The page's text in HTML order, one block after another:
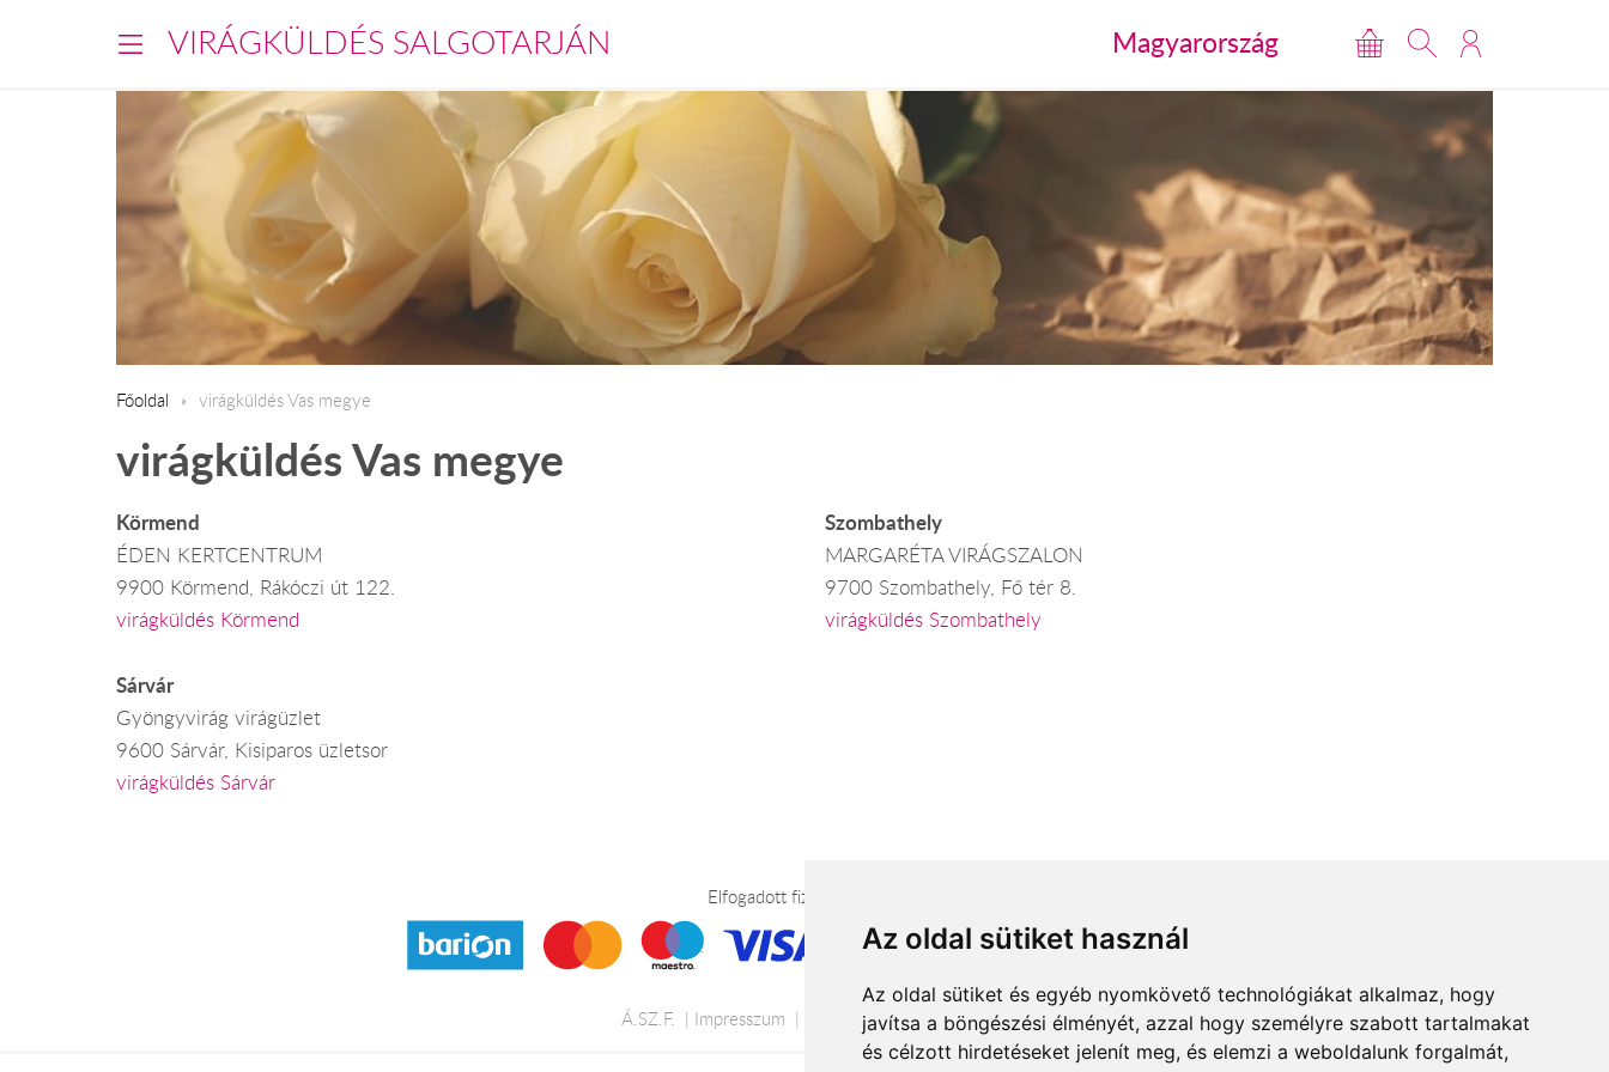
Az oldal sütiket használ
Az oldal sütiket és egyéb nyomkövető technológiákat alkalmaz, hogy
javítsa a böngészési élményét, azzal hogy személyre szabott tartalmakat
és célzott hirdetéseket jelenít meg, és elemzi a weboldalunk forgalmát,
VIRÁGKÜLDÉS SALGOTARJÁN Magyarország
Főoldal virágküldés Vas megye
virágküldés Vas megye
Körmend
ÉDEN KERTCENTRUM
9900 Körmend, Rákóczi út 122.
virágküldés Körmend
Sárvár
Gyöngyvirág virágüzlet
9600 Sárvár, Kisiparos üzletsor
virágküldés Sárvár
Szombathely
MARGARÉTA VIRÁGSZALON
9700 Szombathely, Fő tér 8.
virágküldés Szombathely
Elfogadott fizetési módok
Á.SZ.F. Impresszum Adatkezelési tájékoztató